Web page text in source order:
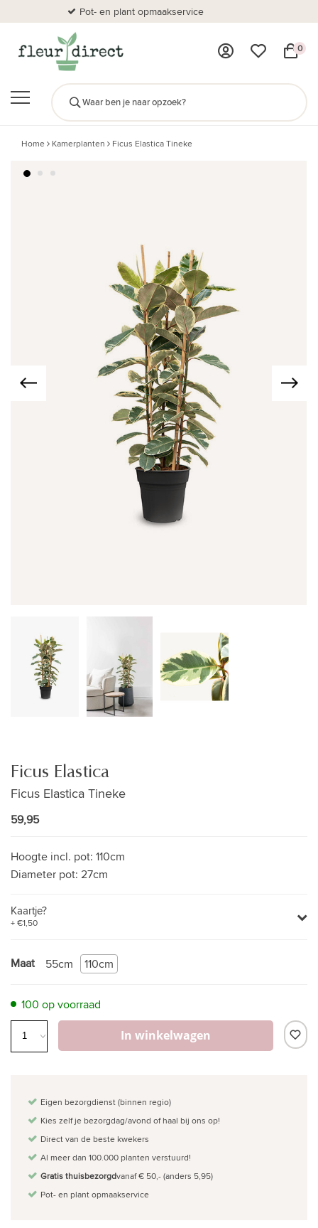
Pot- en plant opmaakservice
0
Home Kamerplanten Ficus Elastica Tineke
Ficus Elastica
Ficus Elastica Tineke
59,95
Hoogte incl. pot: 110cm
Diameter pot: 27cm
Kaartje?
+ €1,50
Maat 55cm 110cm
100 op voorraad
In winkelwagen
Eigen bezorgdienst (binnen regio)
Kies zelf je bezorgdag/avond of haal bij ons op!
Direct van de beste kwekers
Al meer dan 100.000 planten verstuurd!
Gratis thuisbezorgdvanaf € 50,- (anders 5,95)
Pot- en plant opmaakservice